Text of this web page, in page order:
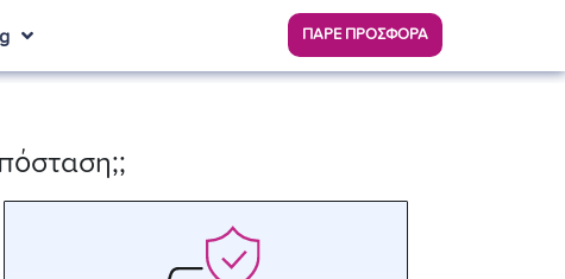
ΠΑΡΕ ΠΡΟΣΦΟΡΑ